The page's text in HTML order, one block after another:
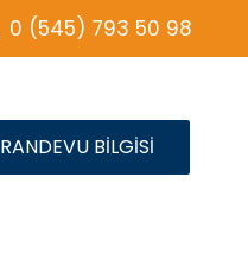
0 (545) 793 50 98
RANDEVU BİLGİSİ